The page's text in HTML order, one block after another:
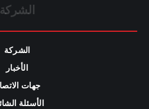
الشركة
الشركة
الأخبار
جهات
الأسئلة